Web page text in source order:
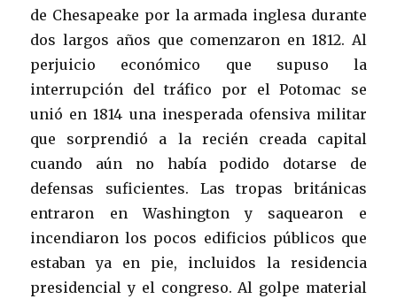
de Chesapeake por la armada inglesa durante
dos largos años que comenzaron en 1812. Al
perjuicio económico que supuso la
interrupción del tráfico por el Potomac se
unió en 1814 una inesperada ofensiva militar
que sorprendió a la recién creada capital
cuando aún no había podido dotarse de
defensas suficientes. Las tropas británicas
entraron en Washington y saquearon e
incendiaron los pocos edificios públicos que
estaban ya en pie, incluidos la residencia
presidencial y el congreso. Al golpe material